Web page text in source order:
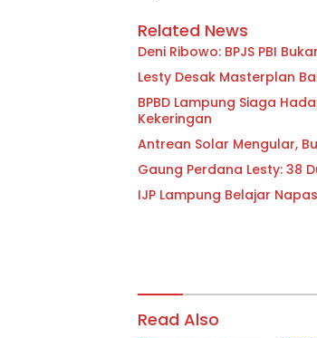
Related News
Deni Ribowo: BPJS PBI
Lesty Desak Masterplan
BPBD Lampung Siaga
Kekeringan
Antrean Solar Mengular,
Gaung Perdana Lesty: 38
IJP Lampung Belajar
Read Also